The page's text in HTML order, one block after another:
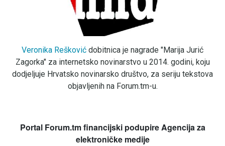
Veronika Rešković dobitnica je nagrade "Marija Jurić
Zagorka" za internetsko novinarstvo u 2014. godini, koju
dodjeljuje Hrvatsko novinarsko društvo, za seriju tekstova
objavljenih na Forum.tm-u.
Portal Forum.tm financijski podupire Agencija za
elektroničke medije